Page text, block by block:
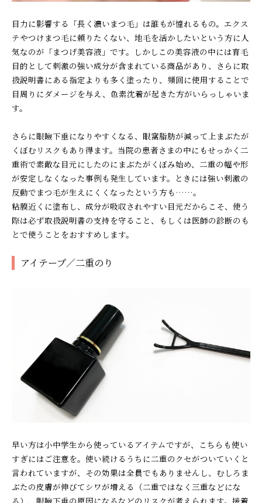
目力に影響する「長く濃いまつ毛」は誰もが憧れるもの。エクス
テやつけまつ毛に頼りたくない、地毛を活かしたいという方に人
気なのが「まつげ美容液」です。しかしこの美容液の中には育毛
目的として刺激の強い成分が含まれている商品があり、さらに取
扱説明書にある指定よりも多く塗ったり、頻回に使用することで
目周りにダメージを与え、色素沈着が起きた方がいらっしゃいま
す。
さらに眼瞼下垂になりやすくなる、眼窩脂肪が減って上まぶたが
くぼむリスクもあり得ます。当院の患者さまの中にもせっかく二
重術で素敵な目元にしたのにまぶたがくぼみ始め、二重の幅や形
が安定しなくなった事例も発生しています。ときには強い刺激の
反動でまつ毛が生えにくくなったという方も……。
粘膜近くに塗布し、成分が吸収されやすい目元だからこそ、使う
際は必ず取扱説明書の支持を守ること、もしくは医師の診断のも
とで使うことをおすすめします。
アイテープ／二重のり
早い方は小中学生から使っているアイテムですが、こちらも使い
すぎにはご注意を。使い続けるうちに二重のクセがついていくと
言われていますが、その効果は全員でもありませんし、むしろま
ぶたの皮膚が伸びてシワが増える（二重ではなく三重などにな
る）、眼瞼下垂の原因になるなどのリスクが考えられます。接着